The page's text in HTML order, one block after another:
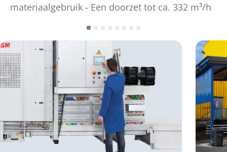
materiaalgebruik - Een doorzet tot ca. 332 m³/h